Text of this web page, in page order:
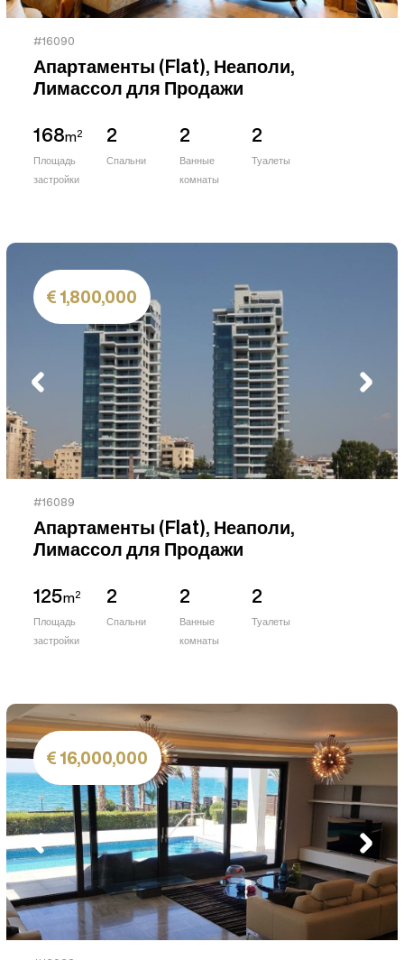
#16090
Апартаменты (Flat), Неаполи,
Лимассол для Продажи
168m2
Площадь
застройки
2
Спальни
2
Ванные
комнаты
2
Туалеты
1,800,000
#16089
Апартаменты (Flat), Неаполи,
Лимассол для Продажи
125m2
Площадь
застройки
2
Спальни
2
Ванные
комнаты
2
Туалеты
16,000,000